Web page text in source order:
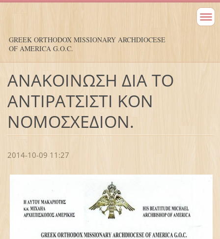
GREEK ORTHODOX MISSIONARY ARCHDIOCESE
OF AMERICA G.O.C.
ΑΝΑΚΟΙΝΩΣΗ ΔΙΑ ΤΟ
ΑΝΤΙΡΑΤΣΙΣΤΙ ΚΟΝ
ΝΟΜΟΣΧΕΔΙΟΝ.
2014-10-09 11:27